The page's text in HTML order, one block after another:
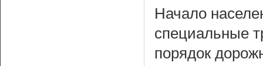
Начало
специальные
порядок